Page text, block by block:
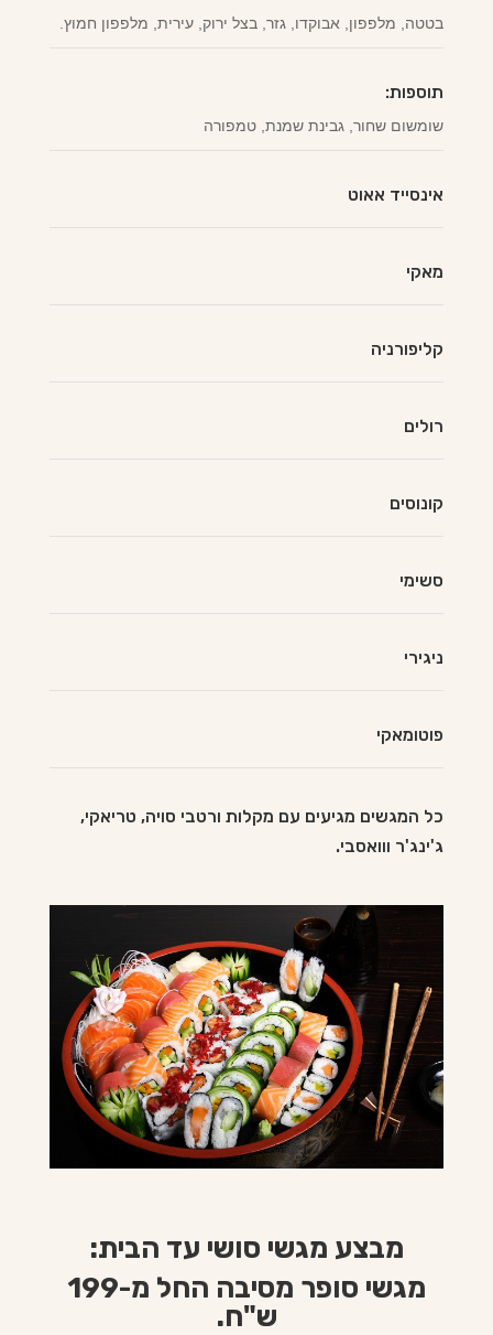
בטטה, מלפפון, אבוקדו, גזר, בצל ירוק, עירית, מלפפון חמוץ.
תוספות:
שומשום שחור, גבינת שמנת, טמפורה
אינסייד אאוט
מאקי
קליפורניה
רולים
קונוסים
סשימי
ניגירי
פוטומאקי
כל המגשים מגיעים עם מקלות ורטבי סויה, טריאקי,
ג'ינג'ר ווואסבי.
מבצע מגשי סושי עד הבית:
מגשי סופר מסיבה החל מ-199
ש"ח.